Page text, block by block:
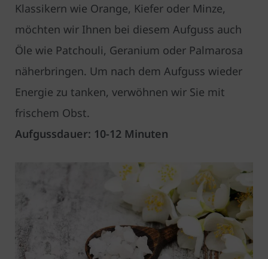
Klassikern wie Orange, Kiefer oder Minze,
möchten wir Ihnen bei diesem Aufguss auch
Öle wie Patchouli, Geranium oder Palmarosa
näherbringen. Um nach dem Aufguss wieder
Energie zu tanken, verwöhnen wir Sie mit
frischem Obst.
Aufgussdauer: 10-12 Minuten